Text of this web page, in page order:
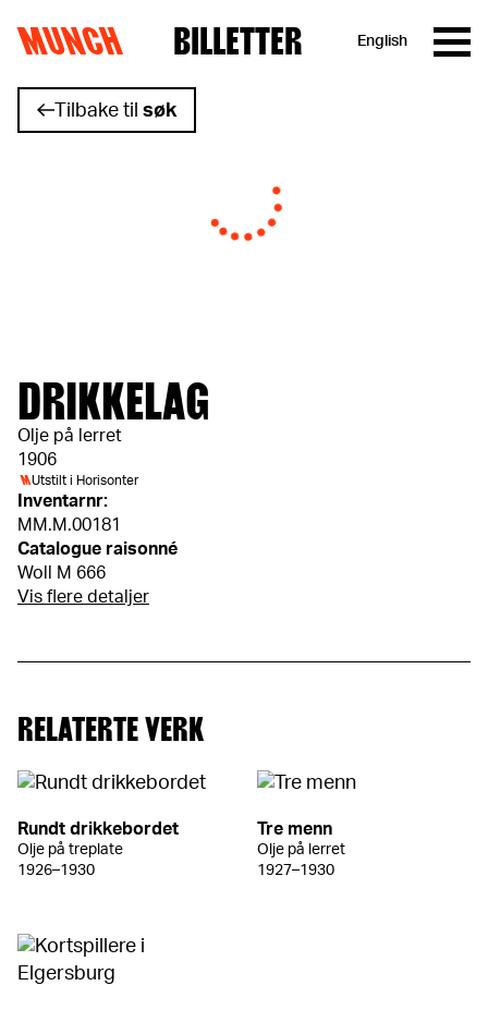
Hopp til innhold
MUNCH BILLETTER English
Tilbake til søk
DRIKKELAG
Olje på lerret
1906
MUtstilt i Horisonter
Inventarnr:
MM.M.00181
Catalogue raisonné
Woll M 666
Vis flere detaljer
RELATERTE VERK
Rundt drikkebordet
Olje på treplate
1926–1930
Tre menn
Olje på lerret
1927–1930